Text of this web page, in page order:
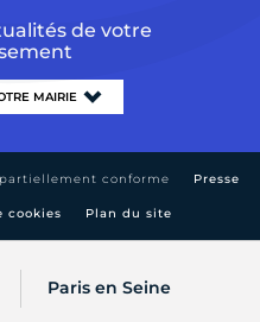
Paris en Seine
de votre
partiellement conforme Presse
cookies Plan du site